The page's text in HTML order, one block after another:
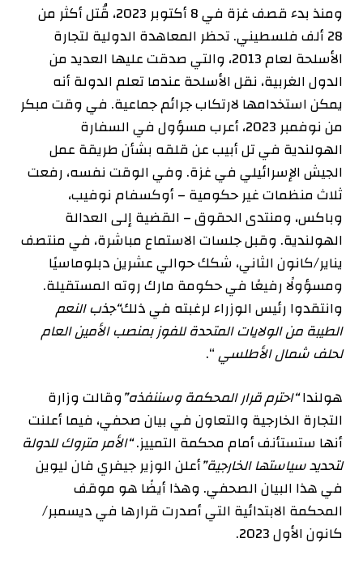
ومنذ بدء قصف غزة في 8 أكتوبر 2023، قُتل أكثر من
28 ألف فلسطيني. تحظر المعاهدة الدولية لتجارة
الأسلحة لعام 2013، والتي صدقت عليها العديد من
الدول الغربية، نقل الأسلحة عندما تعلم الدولة أنه
يمكن استخدامها لارتكاب جرائم جماعية. في وقت مبكر
من نوفمبر 2023، أعرب مسؤول في السفارة
الهولندية في تل أبيب عن قلقه بشأن طريقة عمل
الجيش الإسرائيلي في غزة. وفي الوقت نفسه، رفعت
ثلاث منظمات غير حكومية – أوكسفام نوفيب،
وباكس، ومنتدى الحقوق – القضية إلى العدالة
الهولندية. وقبل جلسات الاستماع مباشرة، في منتصف
يناير/كانون الثاني، شكك حوالي عشرين دبلوماسيًا
ومسؤولًا رفيعًا في حكومة مارك روته المستقيلة.
وانتقدوا رئيس الوزراء لرغبته في ذلك“جذب النعم
الطيبة من الولايات المتحدة للفوز بمنصب الأمين العام
لحلف شمال الأطلسي“.
هولندا“احترم قرار المحكمة وسننفذه”وقالت وزارة
التجارة الخارجية والتعاون في بيان صحفي، فيما أعلنت
أنها ستستأنف أمام محكمة التمييز.“الأمر متروك للدولة
لتحديد سياستها الخارجية”أعلن الوزير جيفري فان ليوين
في هذا البيان الصحفي. وهذا أيضًا هو موقف
المحكمة الابتدائية التي أصدرت قرارها في ديسمبر/
كانون الأول 2023.